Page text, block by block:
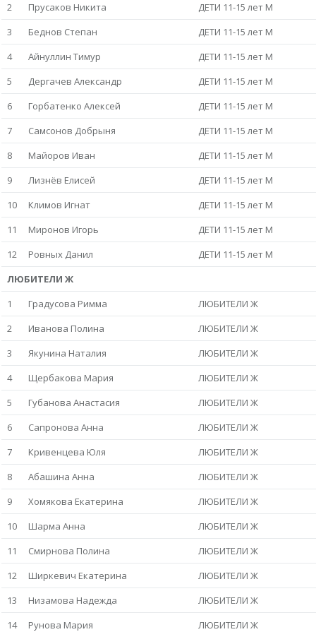
2
Прусаков Никита
ДЕТИ 11-15 лет М
3
Беднов Степан
ДЕТИ 11-15 лет М
4
Айнуллин Тимур
ДЕТИ 11-15 лет М
5
Дергачев Александр
ДЕТИ 11-15 лет М
6
Горбатенко Алексей
ДЕТИ 11-15 лет М
7
Самсонов Добрыня
ДЕТИ 11-15 лет М
8
Майоров Иван
ДЕТИ 11-15 лет М
9
Лизнёв Елисей
ДЕТИ 11-15 лет М
10
Климов Игнат
ДЕТИ 11-15 лет М
11
Миронов Игорь
ДЕТИ 11-15 лет М
12
Ровных Данил
ДЕТИ 11-15 лет М
ЛЮБИТЕЛИ Ж
1
Градусова Римма
ЛЮБИТЕЛИ Ж
2
Иванова Полина
ЛЮБИТЕЛИ Ж
3
Якунина Наталия
ЛЮБИТЕЛИ Ж
4
Щербакова Мария
ЛЮБИТЕЛИ Ж
5
Губанова Анастасия
ЛЮБИТЕЛИ Ж
6
Сапронова Анна
ЛЮБИТЕЛИ Ж
7
Кривенцева Юля
ЛЮБИТЕЛИ Ж
8
Абашина Анна
ЛЮБИТЕЛИ Ж
9
Хомякова Екатерина
ЛЮБИТЕЛИ Ж
10
Шарма Анна
ЛЮБИТЕЛИ Ж
11
Смирнова Полина
ЛЮБИТЕЛИ Ж
12
Ширкевич Екатерина
ЛЮБИТЕЛИ Ж
13
Низамова Надежда
ЛЮБИТЕЛИ Ж
14
Рунова Мария
ЛЮБИТЕЛИ Ж